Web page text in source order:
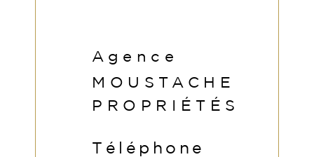
Agence
MOUSTACHE
PROPRIÉTÉS
Téléphone